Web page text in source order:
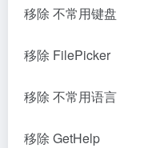
移除 不常用键盘
移除 FilePicker
移除 不常用语言
移除 GetHelp